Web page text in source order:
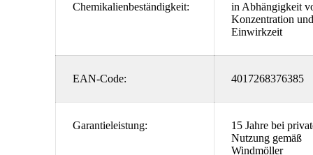
Chemikalienbeständigkeit:
in Abhängigkeit
Konzentration und
Einwirkzeit
EAN-Code: 4017268376385
Garantieleistung:
15 Jahre bei
Nutzung gemäß
Windmöller